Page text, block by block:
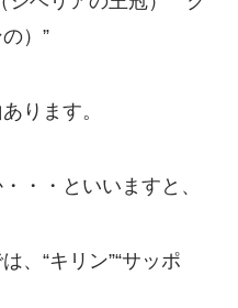
）”
ります。
・・といいますと、
、“キリン”“サッポ